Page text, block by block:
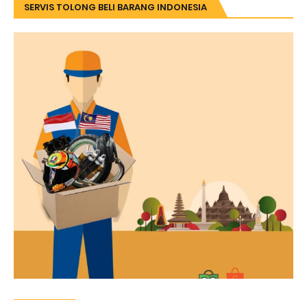
SERVIS TOLONG BELI BARANG INDONESIA